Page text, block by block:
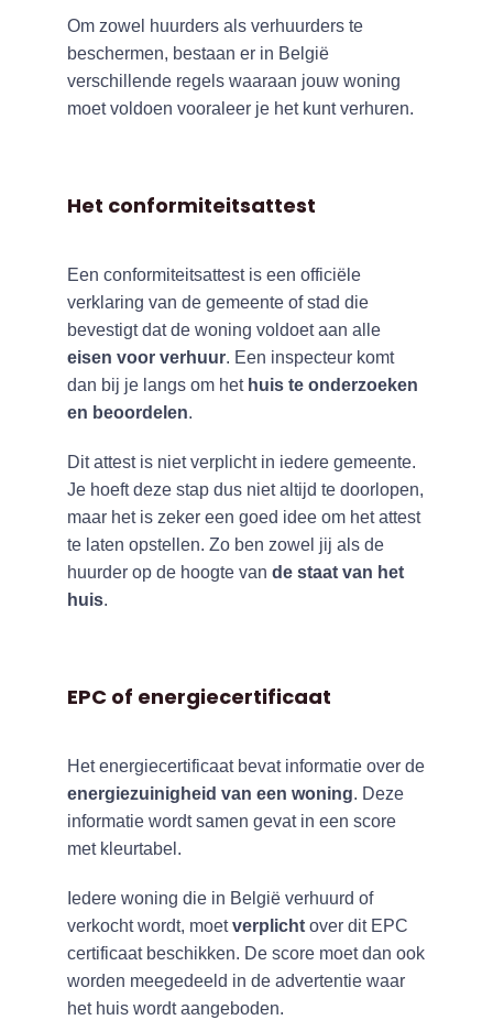
Om zowel huurders als verhuurders te
beschermen, bestaan er in België
verschillende regels waaraan jouw woning
moet voldoen vooraleer je het kunt verhuren.
Het conformiteitsattest
Een conformiteitsattest is een officiële
verklaring van de gemeente of stad die
bevestigt dat de woning voldoet aan alle
eisen voor verhuur. Een inspecteur komt
dan bij je langs om het huis te onderzoeken
en beoordelen.
Dit attest is niet verplicht in iedere gemeente.
Je hoeft deze stap dus niet altijd te doorlopen,
maar het is zeker een goed idee om het attest
te laten opstellen. Zo ben zowel jij als de
huurder op de hoogte van de staat van het
huis.
EPC of energiecertificaat
Het energiecertificaat bevat informatie over de
energiezuinigheid van een woning. Deze
informatie wordt samen gevat in een score
met kleurtabel.
Iedere woning die in België verhuurd of
verkocht wordt, moetverplichtover dit EPC
certificaat beschikken. De score moet dan ook
worden meegedeeld in de advertentie waar
het huis wordt aangeboden.